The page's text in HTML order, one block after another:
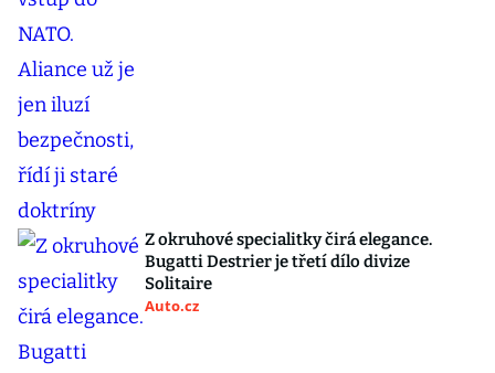
Z okruhové specialitky čirá elegance.
Bugatti Destrier je třetí dílo divize
Solitaire
Auto.cz